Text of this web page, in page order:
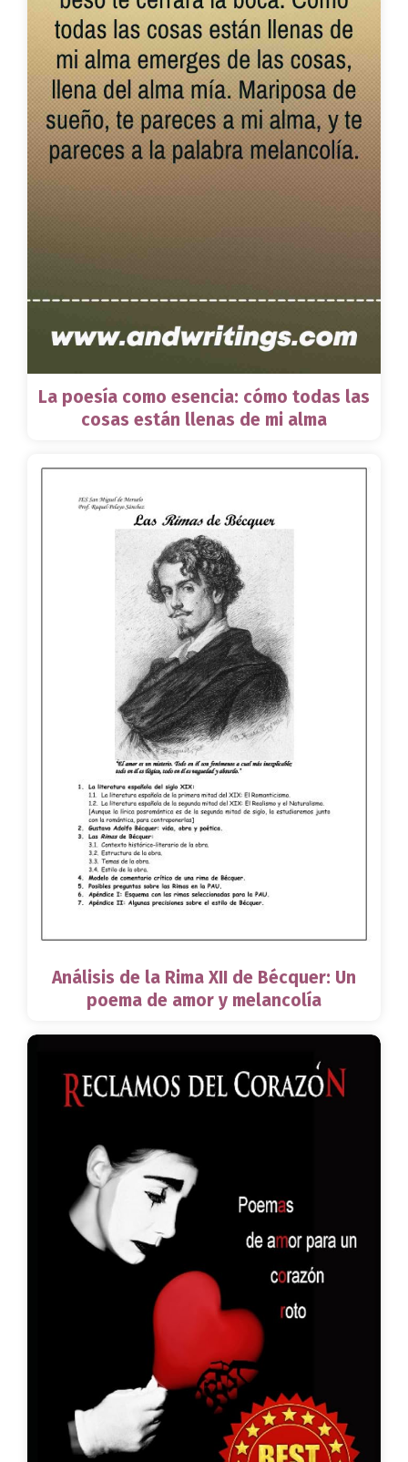
La poesía como esencia: cómo todas las
cosas están llenas de mi alma
Análisis de la Rima XII de Bécquer: Un
poema de amor y melancolía